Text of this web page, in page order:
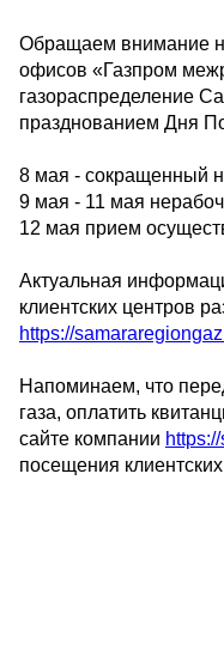
Обращаем внимание
офисов «Газпром
газораспределение
празднованием Дня
8 мая - сокращенный
9 мая - 11 мая
12 мая прием
Актуальная
клиентских центров
https://
Напоминаем, что
газа, оплатить
сайте компании
посещения